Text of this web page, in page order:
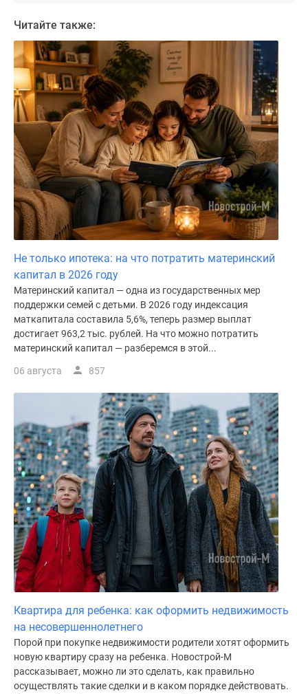
Читайте также:
Не только ипотека: на что потратить материнский
капитал в 2026 году
Материнский капитал — одна из государственных мер
поддержки семей с детьми. В 2026 году индексация
маткапитала составила 5,6%, теперь размер выплат
достигает 963,2 тыс. рублей. На что можно потратить
материнский капитал — разберемся в этой...
06 августа 857
Квартира для ребенка: как оформить недвижимость
на несовершеннолетнего
Порой при покупке недвижимости родители хотят оформить
новую квартиру сразу на ребенка. Новострой-М
рассказывает, можно ли это сделать, как правильно
осуществлять такие сделки и в каком порядке действовать.